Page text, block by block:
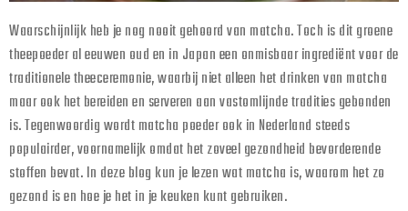
Waarschijnlijk heb je nog nooit gehoord van matcha. Toch is dit groene
theepoeder al eeuwen oud en in Japan een onmisbaar ingrediënt voor de
traditionele theeceremonie, waarbij niet alleen het drinken van matcha
maar ook het bereiden en serveren aan vastomlijnde tradities gebonden
is. Tegenwoordig wordt matcha poeder ook in Nederland steeds
populairder, voornamelijk omdat het zoveel gezondheid bevorderende
stoffen bevat. In deze blog kun je lezen wat matcha is, waarom het zo
gezond is en hoe je het in je keuken kunt gebruiken.